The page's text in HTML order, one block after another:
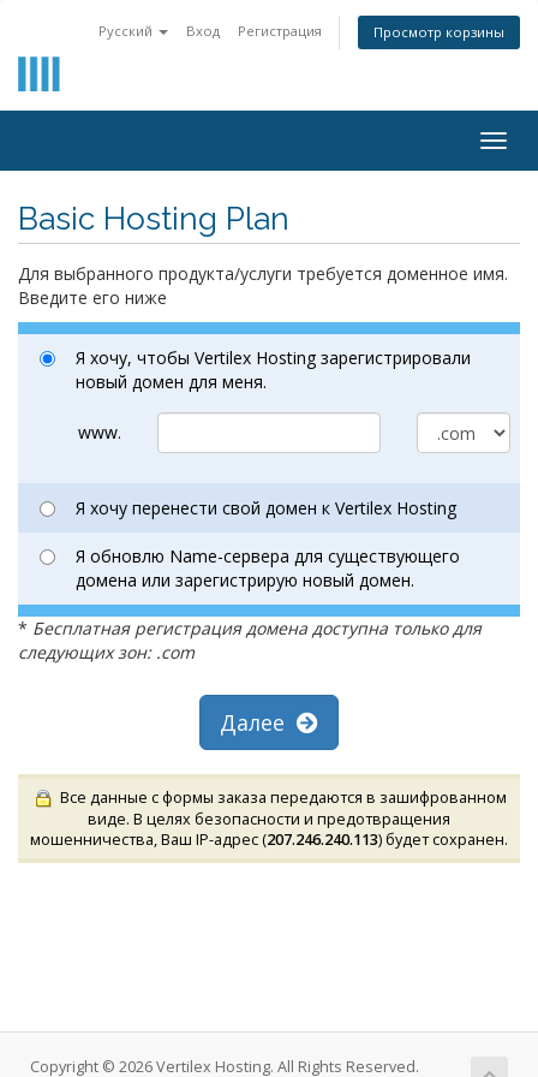
Русский Вход Регистрация Просмотр корзины
Basic Hosting Plan
Для выбранного продукта/услуги требуется доменное имя.
Введите его ниже
Я хочу, чтобы Vertilex Hosting зарегистрировали
новый домен для меня.
www.
Я хочу перенести свой домен к Vertilex Hosting
Я обновлю Name-сервера для существующего
домена или зарегистрирую новый домен.
* Бесплатная регистрация домена доступна только для
следующих зон: .com
Далее
Все данные с формы заказа передаются в зашифрованном
виде. В целях безопасности и предотвращения
мошенничества, Ваш IP-адрес (207.246.240.113) будет сохранен.
Copyright © 2026 Vertilex Hosting. All Rights Reserved.